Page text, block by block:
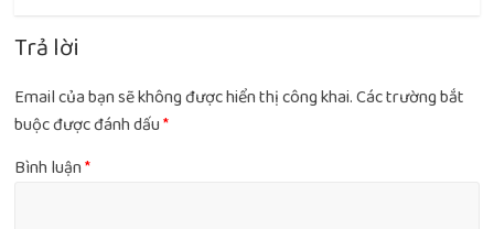
Trả lời
Email của bạn sẽ không được hiển thị công khai.Các trường bắt
buộc được đánh dấu*
Bình luận*